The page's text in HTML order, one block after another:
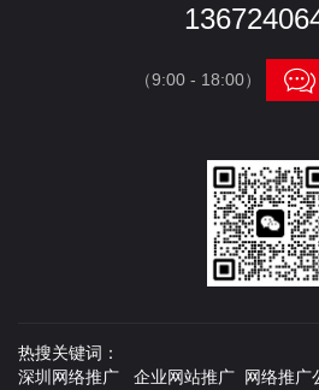
（9:00 - 18:00） 
热搜关键词：
深圳网络推广 企业网站推广 网络推广